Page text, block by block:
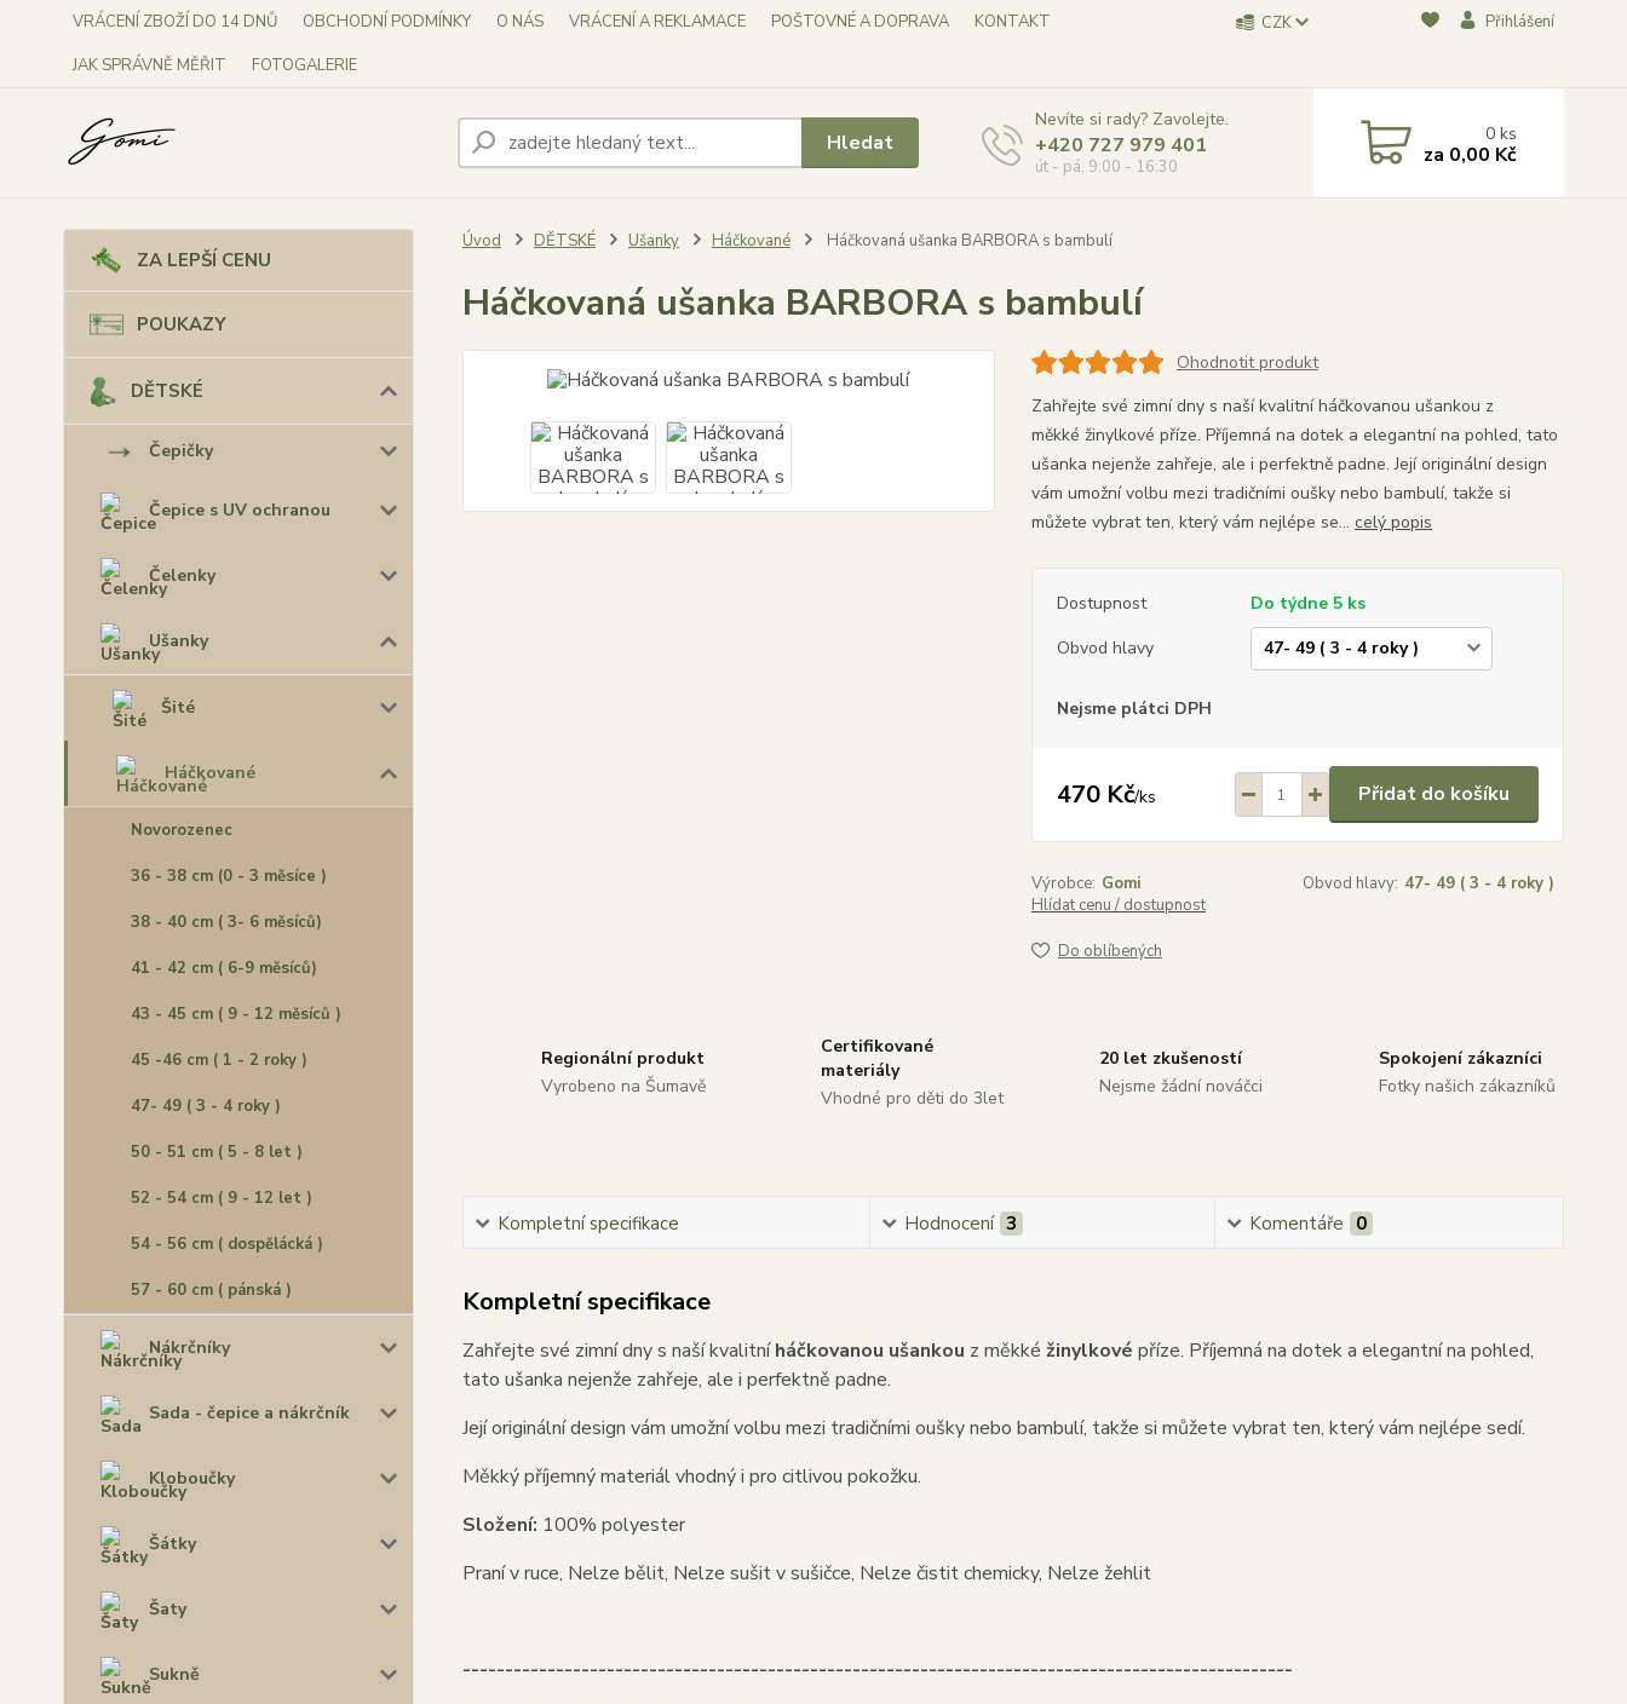
VRÁCENÍ ZBOŽÍ DO 14 DNŮ OBCHODNÍ PODMÍNKY O NÁS VRÁCENÍ A REKLAMACE POŠTOVNÉ A DOPRAVA
KONTAKT
JAK SPRÁVNĚ MĚŘIT
FOTOGALERIE
CZK Přihlášení
Hledat
Nevíte si rady? Zavolejte.
+420 727 979 401
út - pá, 9:00 - 16:30
0ks
za 0,00 Kč
ZA LEPŠÍ CENU
POUKAZY
DĚTSKÉ
Čepičky
Čepice s UV ochranou
Čelenky
Ušanky
Šité
Háčkované
Novorozenec
36 - 38 cm (0 - 3 měsíce )
38 - 40 cm ( 3- 6 měsíců)
41 - 42 cm ( 6-9 měsíců)
43 - 45 cm ( 9 - 12 měsíců )
45 -46 cm ( 1 - 2 roky )
47- 49 ( 3 - 4 roky )
50 - 51 cm ( 5 - 8 let )
52 - 54 cm ( 9 - 12 let )
54 - 56 cm ( dospělácká )
57 - 60 cm ( pánská )
Nákrčníky
Sada - čepice a nákrčník
Kloboučky
Šátky
Šaty
Sukně
Úvod DĚTSKÉ Ušanky Háčkované Háčkovaná ušanka BARBORA s bambulí
Háčkovaná ušanka BARBORA s bambulí
Ohodnotit produkt
Zahřejte své zimní dny s naší kvalitní háčkovanou ušankou z
měkké žinylkové příze. Příjemná na dotek a elegantní na pohled, tato
ušanka nejenže zahřeje, ale i perfektně padne. Její originální design
vám umožní volbu mezi tradičními oušky nebo bambulí, takže si
můžete vybrat ten, který vám nejlépe se... celý popis
Dostupnost
Do týdne 5 ks
Obvod hlavy
Nejsme plátci DPH
470 Kč/ks Přidat do košíku
Výrobce: Gomi Obvod hlavy: 47- 49 ( 3 - 4 roky )
Hlídat cenu / dostupnost
Do oblíbených
Regionální produkt
Vyrobeno na Šumavě
Certifikované
materiály
Vhodné pro děti do 3let
20 let zkušeností
Nejsme žádní nováčci
Spokojení zákazníci
Fotky našich zákazníků
Kompletní specifikace Hodnocení 3 Komentáře 0
Kompletní specifikace
Zahřejte své zimní dny s naší kvalitníháčkovanou ušankou z měkké žinylkové příze. Příjemná na dotek a elegantní na pohled,
tato ušanka nejenže zahřeje, ale i perfektně padne.
Její originální design vám umožní volbu mezi tradičními oušky nebo bambulí, takže si můžete vybrat ten, který vám nejlépe sedí.
Měkký příjemný materiál vhodný i pro citlivou pokožku.
Složení: 100% polyester
Praní v ruce, Nelze bělit, Nelze sušit v sušičce, Nelze čistit chemicky, Nelze žehlit
--------------------------------------------------------------------------------------------------